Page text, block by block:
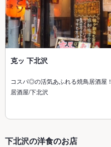
克ッ 下北沢
コスパ◎の活気あふれる焼鳥居酒屋！
居酒屋/下北沢
下北沢の洋食のお店